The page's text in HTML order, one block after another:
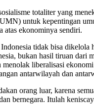
totaliter yang
untuk kepentingan
atas ekonominya sendiri.
tidak bisa
bukan hasil tiruan
liberalisasi
antarwilayah dan
orang luar, karena
bernegara. Itulah